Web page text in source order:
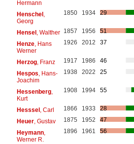
Hermann
Henschel,
Georg
1850 1934 29
Hensel, Walther 1857 1956
51
Henze, Hans
Werner
1926 2012 37
Herzog, Franz 1917 1986
46
Hespos , Hans-
Joachim
1938 2022 25
Hessenberg,
Kurt
1908 1994 55
Hesssel, Carl 1866 1933
28
Heuer, Gustav 1875 1952
47
Heymann,
Werner R.
1896 1961 56